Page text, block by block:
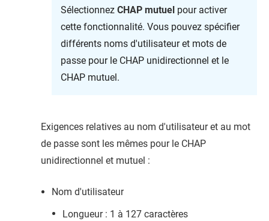
Sélectionnez CHAP mutuel pour activer
cette fonctionnalité. Vous pouvez spécifier
différents noms d'utilisateur et mots de
passe pour le CHAP unidirectionnel et le
CHAP mutuel.
Exigences relatives au nom d'utilisateur et au mot
de passe sont les mêmes pour le CHAP
unidirectionnel et mutuel :
Nom d'utilisateur
Longueur : 1 à 127 caractères